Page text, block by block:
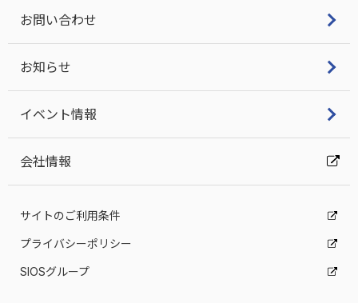
お問い合わせ
お知らせ
イベント情報
会社情報
サイトのご利用条件
プライバシーポリシー
SIOSグループ